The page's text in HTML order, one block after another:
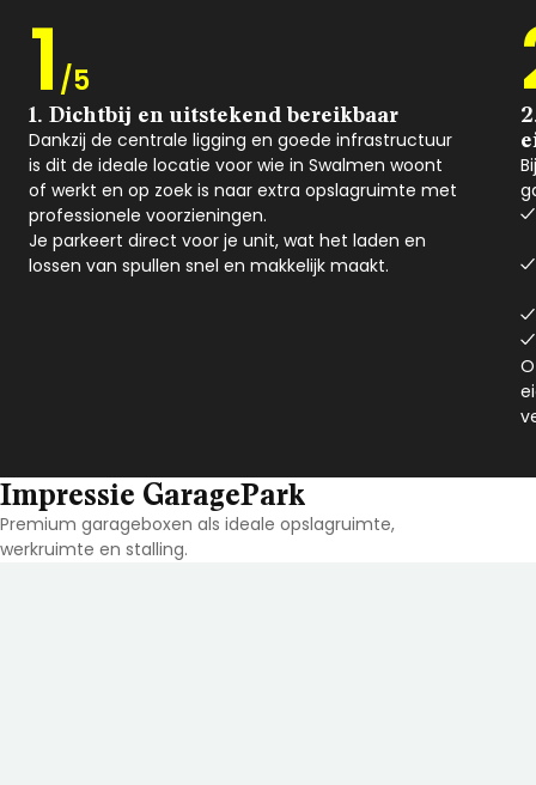
1 /5
1. Dichtbij en uitstekend bereikbaar
Dankzij de centrale ligging en goede infrastructuur
is dit de ideale locatie voor wie in Swalmen woont
of werkt en op zoek is naar extra opslagruimte met
professionele voorzieningen.
Je parkeert direct voor je unit, wat het laden en
lossen van spullen snel en makkelijk maakt.
Impressie GaragePark
Premium garageboxen als ideale opslagruimte,
werkruimte en stalling.